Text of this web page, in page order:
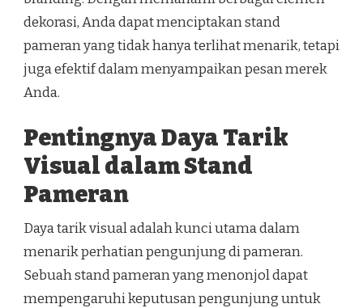
dekorasi, Anda dapat menciptakan stand
pameran yang tidak hanya terlihat menarik, tetapi
juga efektif dalam menyampaikan pesan merek
Anda.
Pentingnya Daya Tarik
Visual dalam Stand
Pameran
Daya tarik visual adalah kunci utama dalam
menarik perhatian pengunjung di pameran.
Sebuah stand pameran yang menonjol dapat
mempengaruhi keputusan pengunjung untuk